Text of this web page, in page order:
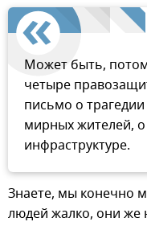
Может быть,
четыре
письмо о
мирных жителей,
инфраструктуре.
Знаете, мы конечно
людей жалко, они же